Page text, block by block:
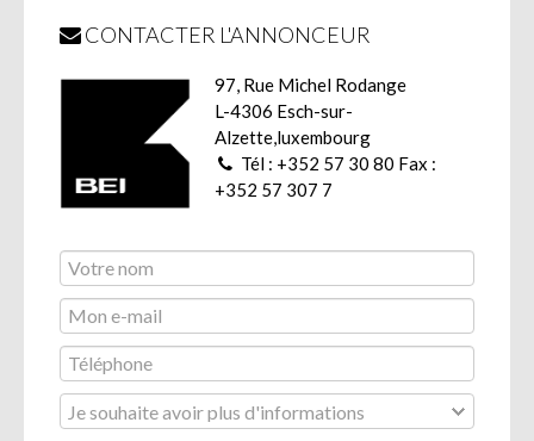
CONTACTER L'ANNONCEUR
97, Rue Michel Rodange
L-4306 Esch-sur-
Alzette,luxembourg
Tél : +352 57 30 80 Fax :
+352 57 307 7